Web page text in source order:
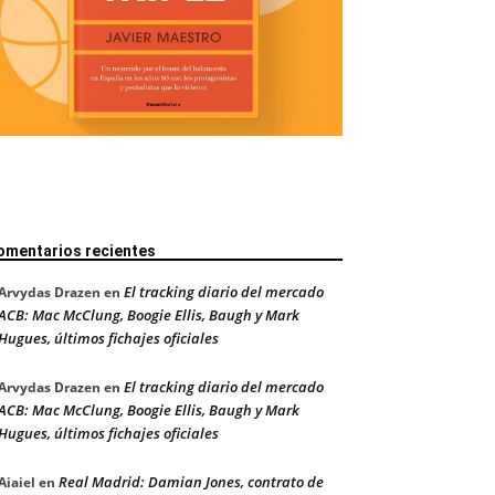
recientes
Drazen en El tracking diario del mercado
Mac McClung, Boogie Ellis, Baugh y Mark
últimos fichajes oficiales
Drazen en El tracking diario del mercado
Mac McClung, Boogie Ellis, Baugh y Mark
últimos fichajes oficiales
en Real Madrid: Damian Jones, contrato de